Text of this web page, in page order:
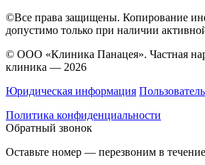
©Все права защищены. Копирование
допустимо только при наличии
© ООО «Клиника Панацея». Частная
клиника — 2026
Юридическая информация
Политика конфиденциальности
Обратный звонок
Оставьте номер — перезвоним в